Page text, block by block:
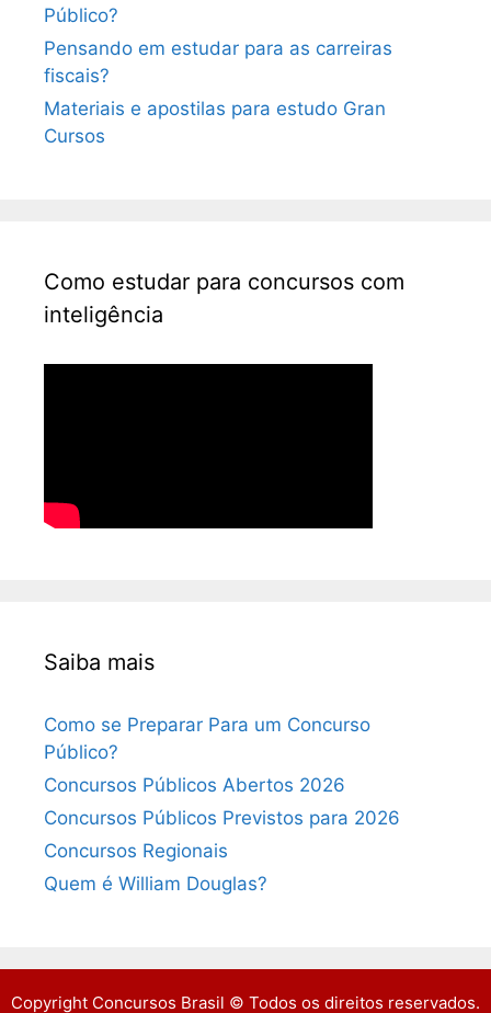
Público?
Pensando em estudar para as carreiras
fiscais?
Materiais e apostilas para estudo Gran
Cursos
Como estudar para concursos com
inteligência
Saiba mais
Como se Preparar Para um Concurso
Público?
Concursos Públicos Abertos 2026
Concursos Públicos Previstos para 2026
Concursos Regionais
Quem é William Douglas?
Copyright Concursos Brasil © Todos os direitos reservados.